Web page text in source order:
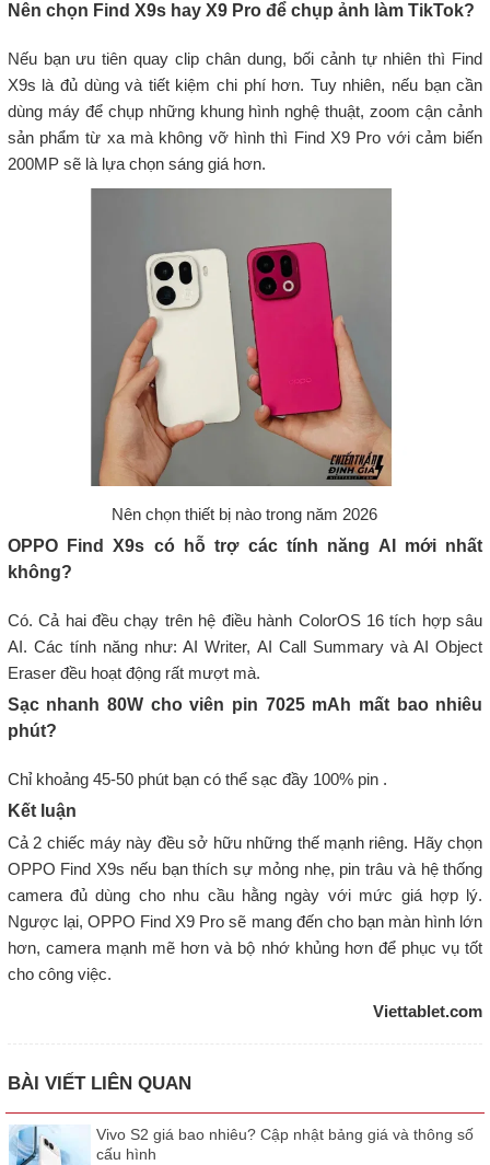
Nên chọn Find X9s hay X9 Pro để chụp ảnh làm TikTok?
Nếu bạn ưu tiên quay clip chân dung, bối cảnh tự nhiên thì Find
X9s là đủ dùng và tiết kiệm chi phí hơn. Tuy nhiên, nếu bạn cần
dùng máy để chụp những khung hình nghệ thuật, zoom cận cảnh
sản phẩm từ xa mà không vỡ hình thì Find X9 Pro với cảm biến
200MP sẽ là lựa chọn sáng giá hơn.
Nên chọn thiết bị nào trong năm 2026
OPPO Find X9s có hỗ trợ các tính năng AI mới nhất
không?
Có. Cả hai đều chạy trên hệ điều hành ColorOS 16 tích hợp sâu
AI. Các tính năng như: AI Writer, AI Call Summary và AI Object
Eraser đều hoạt động rất mượt mà.
Sạc nhanh 80W cho viên pin 7025 mAh mất bao nhiêu
phút?
Chỉ khoảng 45-50 phút bạn có thể sạc đầy 100% pin .
Kết luận
Cả 2 chiếc máy này đều sở hữu những thế mạnh riêng. Hãy chọn
OPPO Find X9s nếu bạn thích sự mỏng nhẹ, pin trâu và hệ thống
camera đủ dùng cho nhu cầu hằng ngày với mức giá hợp lý.
Ngược lại, OPPO Find X9 Pro sẽ mang đến cho bạn màn hình lớn
hơn, camera mạnh mẽ hơn và bộ nhớ khủng hơn để phục vụ tốt
cho công việc.
Viettablet.com
BÀI VIẾT LIÊN QUAN
Vivo S2 giá bao nhiêu? Cập nhật bảng giá và thông số
cấu hình